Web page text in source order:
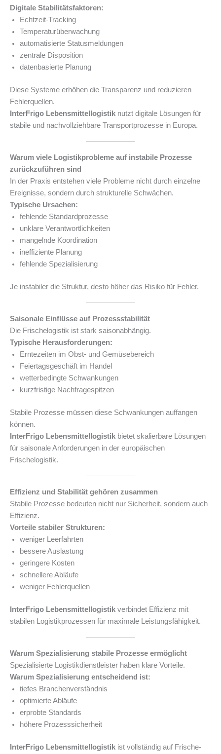
Digitale Stabilitätsfaktoren:
Echtzeit-Tracking
Temperaturüberwachung
automatisierte Statusmeldungen
zentrale Disposition
datenbasierte Planung
Diese Systeme erhöhen die Transparenz und reduzieren
Fehlerquellen.
InterFrigo Lebensmittellogistik nutzt digitale Lösungen für
stabile und nachvollziehbare Transportprozesse in Europa.
Warum viele Logistikprobleme auf instabile Prozesse
zurückzuführen sind
In der Praxis entstehen viele Probleme nicht durch einzelne
Ereignisse, sondern durch strukturelle Schwächen.
Typische Ursachen:
fehlende Standardprozesse
unklare Verantwortlichkeiten
mangelnde Koordination
ineffiziente Planung
fehlende Spezialisierung
Je instabiler die Struktur, desto höher das Risiko für Fehler.
Saisonale Einflüsse auf Prozessstabilität
Die Frischelogistik ist stark saisonabhängig.
Typische Herausforderungen:
Erntezeiten im Obst- und Gemüsebereich
Feiertagsgeschäft im Handel
wetterbedingte Schwankungen
kurzfristige Nachfragespitzen
Stabile Prozesse müssen diese Schwankungen auffangen
können.
InterFrigo Lebensmittellogistik bietet skalierbare Lösungen
für saisonale Anforderungen in der europäischen
Frischelogistik.
Effizienz und Stabilität gehören zusammen
Stabile Prozesse bedeuten nicht nur Sicherheit, sondern auch
Effizienz.
Vorteile stabiler Strukturen:
weniger Leerfahrten
bessere Auslastung
geringere Kosten
schnellere Abläufe
weniger Fehlerquellen
InterFrigo Lebensmittellogistik verbindet Effizienz mit
stabilen Logistikprozessen für maximale Leistungsfähigkeit.
Warum Spezialisierung stabile Prozesse ermöglicht
Spezialisierte Logistikdienstleister haben klare Vorteile.
Warum Spezialisierung entscheidend ist:
tiefes Branchenverständnis
optimierte Abläufe
erprobte Standards
höhere Prozesssicherheit
InterFrigo Lebensmittellogistik ist vollständig auf Frische-